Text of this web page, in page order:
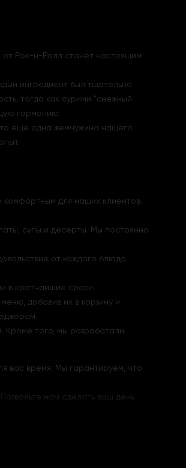
от Рок-н-Ролл станет настоящим
ингредиент был тщательно
тогда как сурими "снежный
гармонию.
еще одна жемчужина нашего
комфортным для наших клиентов.
супы и десерты. Мы постоянно
от каждого блюда.
в кратчайшие сроки.
добавив их в корзину и
Кроме того, мы разработали
вас время. Мы гарантируем, что
нам сделать ваш день